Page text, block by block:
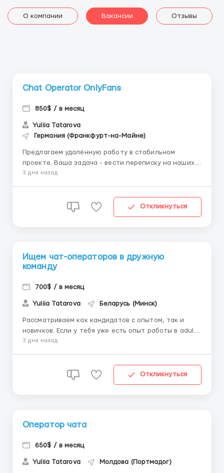
О компании Вакансии Отзывы
Chat Operator OnlyFans
850$ / в месяц
Yuliia Tatarova
Германия (Франкфурт-на-Майне)
Предлагаем удалённую работу в стабильном
проекте. Ваша задача - вести переписку на наших
аккаунтах OnlyFans. Работа осуществляется в
зависит от результатов ✅ график работы 6/1,
3 дня назад
Откликнуться
Ищем чат-операторов в дружную
команду
700$ / в месяц
Yuliia Tatarova Беларусь (Минск)
Рассматриваем как кандидатов с опытом, так и
новичков. Если у тебя уже есть опыт работы в adult-
сфере — готовы обсудить персональные условия
страны 🔸 Бесплатное обучение и помощь на всех
3 дня назад
Откликнуться
Оператор чата
650$ / в месяц
Yuliia Tatarova Молдова (Портмадог)